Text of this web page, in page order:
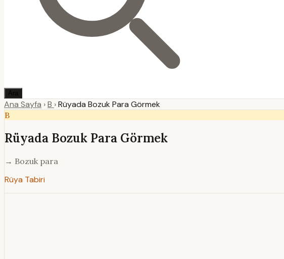
Ara
Ana Sayfa ›B ›Rüyada Bozuk Para Görmek
B
Rüyada Bozuk Para Görmek
→ Bozuk para
Rüya Tabiri